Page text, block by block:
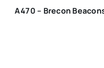
A470 – Brecon